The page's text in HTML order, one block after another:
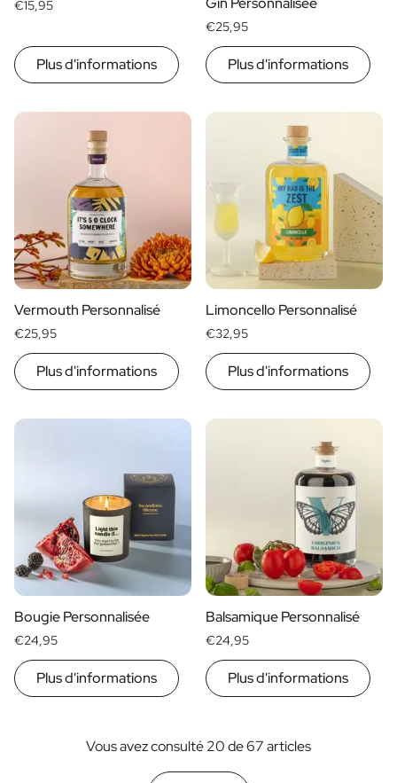
€15,95
Plus d'informations
€25,95
Plus d'informations
Vermouth Personnalisé
€25,95
Plus d'informations
Limoncello Personnalisé
€32,95
Plus d'informations
Bougie Personnalisée
€24,95
Plus d'informations
Balsamique Personnalisé
€24,95
Plus d'informations
Vous avez consulté 20 de 67 articles